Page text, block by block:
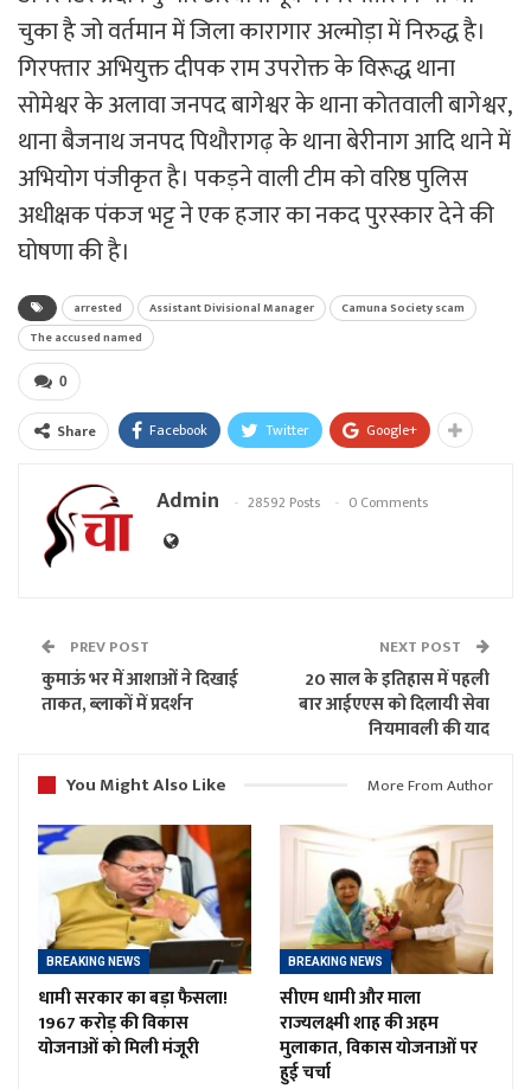
चुका है जो वर्तमान में जिला कारागार अल्मोड़ा में निरुद्ध है।
गिरफ्तार अभियुक्त दीपक राम उपरोक्त के विरूद्ध थाना
सोमेश्वर के अलावा जनपद बागेश्वर के थाना कोतवाली बागेश्वर,
थाना बैजनाथ जनपद पिथौरागढ़ के थाना बेरीनाग आदि थाने में
अभियोग पंजीकृत है। पकड़ने वाली टीम को वरिष्ठ पुलिस
अधीक्षक पंकज भट्ट ने एक हजार का नकद पुरस्कार देने की
घोषणा की है।
arrested Assistant Divisional Manager
Camuna Society scam
The accused named
0
Share Facebook Twitter Google+
Admin 28592 Posts 0 Comments
PREV POST
कुमाऊं भर में आशाओं ने दिखाई
ताकत, ब्लाकों में प्रदर्शन
NEXT POST
20 साल के इतिहास में पहली
बार आईएएस को दिलायी सेवा
नियमावली की याद
You Might Also Like
More From Author
BREAKING NEWS
धामी सरकार का बड़ा फैसला!
1967 करोड़ की विकास
योजनाओं को मिली मंजूरी
BREAKING NEWS
सीएम धामी और माला
राज्यलक्ष्मी शाह की अहम
मुलाकात, विकास योजनाओं पर
हुई चर्चा